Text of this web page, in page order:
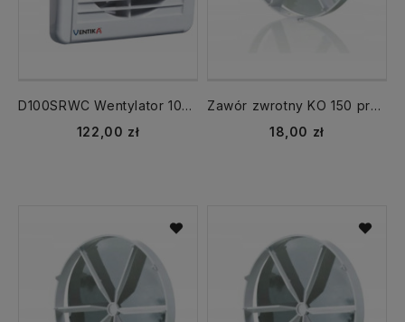
D100SRWC Wentylator 100 SOLID SILENT WC TIMER cichy
122,00 zł
Zawór zwrotny KO 150 przepustnica
18,00 zł